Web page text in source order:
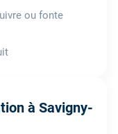
ou fonte
à Savigny-